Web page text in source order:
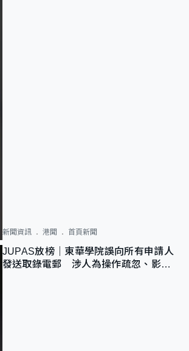
新聞資訊 港聞 首頁新聞
JUPAS放榜｜東華學院誤向所有申請人
發送取錄電郵 涉人為操作疏忽、影響